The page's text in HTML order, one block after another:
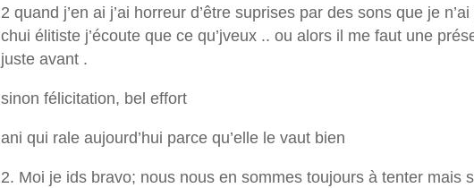
2 quand j’en ai j’ai horreur d’être suprises par des sons que je
chui élitiste j’écoute que ce qu’jveux .. ou alors il me faut une
juste avant .
sinon félicitation, bel effort
ani qui rale aujourd’hui parce qu’elle le vaut bien
2. Moi je ids bravo; nous nous en sommes toujours à tenter mais